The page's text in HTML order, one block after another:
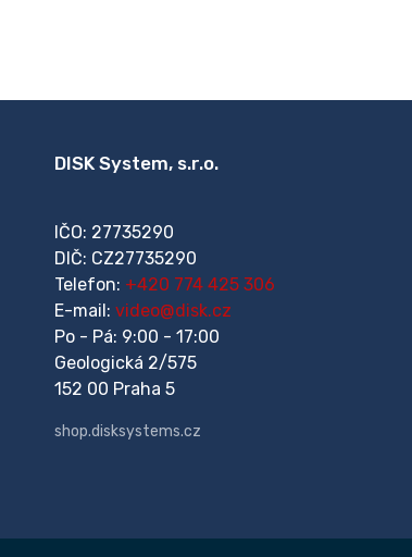
DISK System, s.r.o.
IČO: 27735290
DIČ: CZ27735290
Telefon: +420 774 425 306
E-mail: video@disk.cz
Po - Pá: 9:00 - 17:00
Geologická 2/575
152 00 Praha 5
shop.disksystems.cz